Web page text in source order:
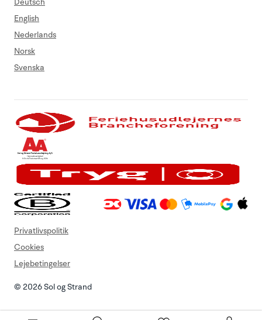
Deutsch
English
Nederlands
Norsk
Svenska
© 2026 Sol og Strand
Privatlivspolitik
Cookies
Lejebetingelser